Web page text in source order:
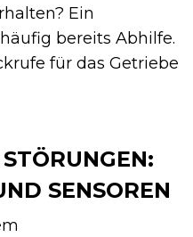
Ein
bereits Abhilfe.
für das Getriebe
SENSOREN